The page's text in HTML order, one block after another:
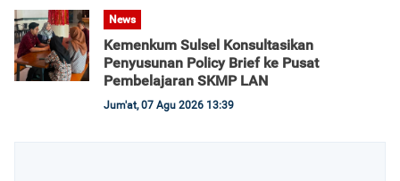
News
Kemenkum Sulsel Konsultasikan
Penyusunan Policy Brief ke Pusat
Pembelajaran SKMP LAN
Jum'at, 07 Agu 2026 13:39